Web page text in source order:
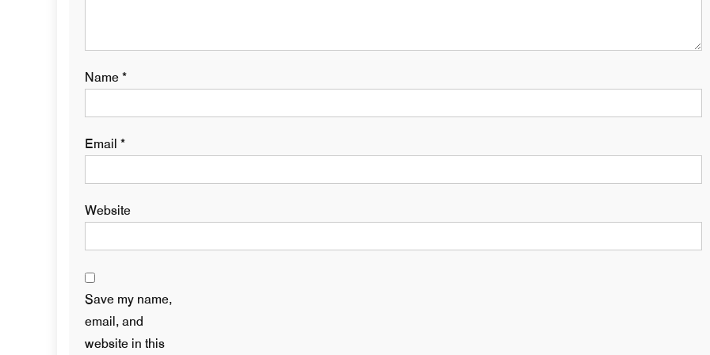
Name*
Email *
Website
Save my name,
email, and
website in this